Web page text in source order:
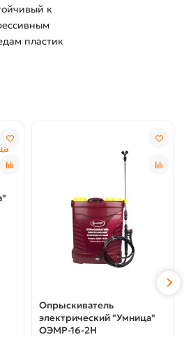
к
пластик
Опрыскиватель
электрический "Умница"
ОЭМР-16-2Н